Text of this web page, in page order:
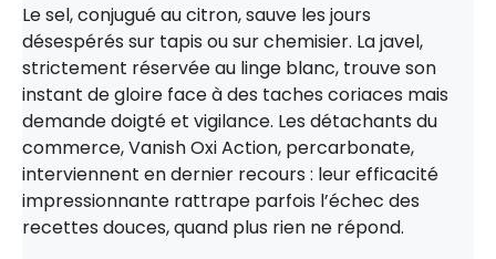
Le sel, conjugué au citron, sauve les jours
désespérés sur tapis ou sur chemisier. La javel,
strictement réservée au linge blanc, trouve son
instant de gloire face à des taches coriaces mais
demande doigté et vigilance. Les détachants du
commerce, Vanish Oxi Action, percarbonate,
interviennent en dernier recours : leur efficacité
impressionnante rattrape parfois l’échec des
recettes douces, quand plus rien ne répond.